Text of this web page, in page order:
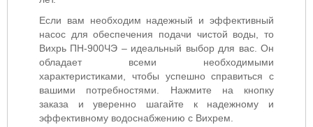
Если вам необходим надежный и эффективный
насос для обеспечения подачи чистой воды, то
Вихрь ПН-900ЧЭ – идеальный выбор для вас. Он
обладает всеми необходимыми
характеристиками, чтобы успешно справиться с
вашими потребностями. Нажмите на кнопку
заказа и уверенно шагайте к надежному и
эффективному водоснабжению с Вихрем.